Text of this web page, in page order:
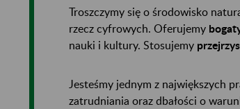
Troszczymy się o środowisko
rzecz cyfrowych. Oferujemy
nauki i kultury. Stosujemy
Jesteśmy jednym z największych
zatrudniania oraz dbałości o